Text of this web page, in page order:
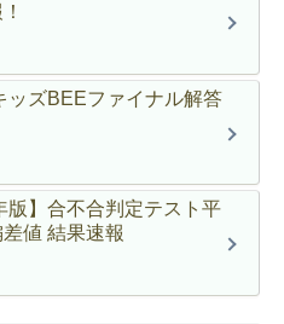
ッズBEEファイナル解答
版】合不合判定テスト平
値 結果速報